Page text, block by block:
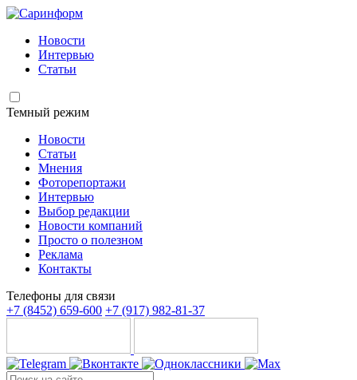
Новости
Интервью
Статьи
Темный режим
Новости
Статьи
Мнения
Фоторепортажи
Интервью
Выбор редакции
Новости компаний
Просто о полезном
Реклама
Контакты
Телефоны для связи
+7 (8452) 659-600 +7 (917) 982-81-37